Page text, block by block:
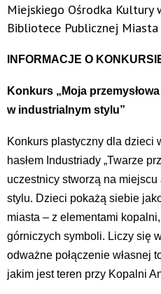
Miejskiego Ośrodka Kultury
Bibliotece Publicznej Miasta
INFORMACJE O
Konkurs „Moja
w industrialnym stylu”
Konkurs plastyczny dla dzieci
hasłem Industriady „Twarze
uczestnicy stworzą na
stylu. Dzieci pokażą siebie
miasta – z elementami
górniczych symboli. Liczy się
odważne połączenie własnej
jakim jest teren przy Kopalni